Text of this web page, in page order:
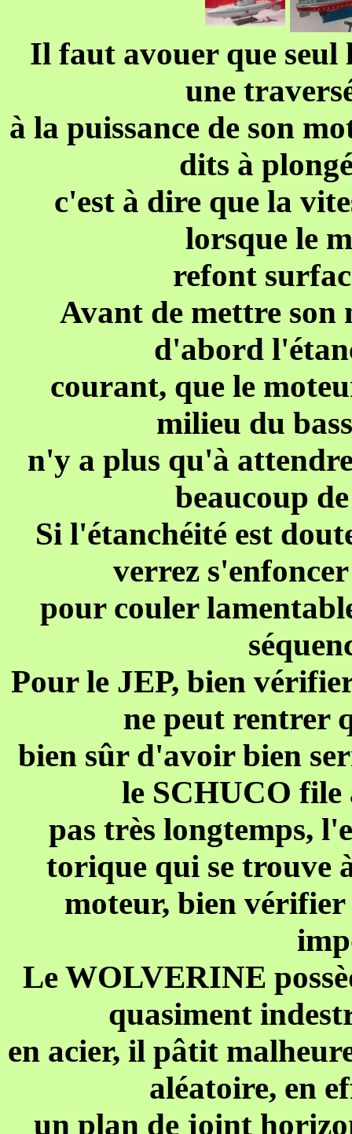
Il faut avouer que seul
une
à la puissance de son
dits à
c'est à dire que la
lorsque le
refont
Avant de mettre
d'abord
courant, que le
milieu du
n'y a plus qu'à
beaucoup
Si l'étanchéité est
verrez
pour couler
Pour le JEP, bien
ne peut rentrer
bien sûr d'avoir bien
le SCHUCO file
pas très longtemps,
torique qui se trouve
moteur, bien
Le WOLVERINE
quasiment
en acier, il pâtit
aléatoire, en
un plan de joint